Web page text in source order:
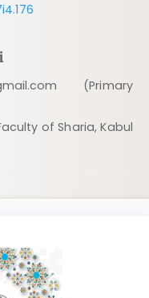
(Primary
of Sharia, Kabul